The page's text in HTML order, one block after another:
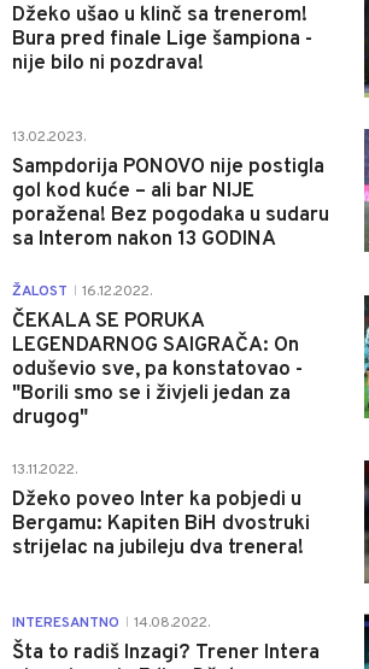
Džeko ušao u klinč sa trenerom!
Bura pred finale Lige šampiona -
nije bilo ni pozdrava!
13.02.2023.
Sampdorija PONOVO nije postigla
gol kod kuće – ali bar NIJE
poražena! Bez pogodaka u sudaru
sa Interom nakon 13 GODINA
ŽALOST 16.12.2022.
ČEKALA SE PORUKA
LEGENDARNOG SAIGRAČA: On
oduševio sve, pa konstatovao -
"Borili smo se i živjeli jedan za
drugog"
13.11.2022.
Džeko poveo Inter ka pobjedi u
Bergamu: Kapiten BiH dvostruki
strijelac na jubileju dva trenera!
INTERESANTNO 14.08.2022.
Šta to radiš Inzagi? Trener Intera